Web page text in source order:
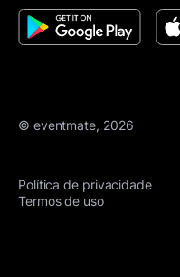
© eventmate, 2026
Política de privacidade
Termos de uso